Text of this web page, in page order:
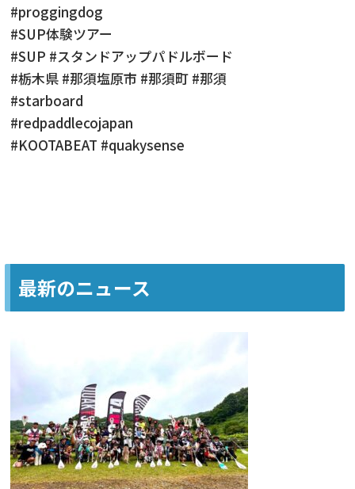
#proggingdog
#SUP体験ツアー
#SUP #スタンドアップパドルボード
#栃木県 #那須塩原市 #那須町 #那須
#starboard
#redpaddlecojapan
#KOOTABEAT #quakysense
最新のニュース